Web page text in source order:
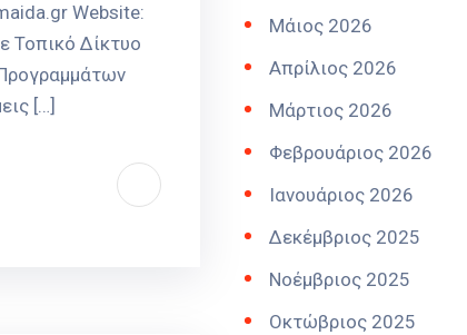
Website:
Δίκτυο
[…]
Μάιος 2026
Απρίλιος 2026
Μάρτιος 2026
Φεβρουάριος 2026
Ιανουάριος 2026
Δεκέμβριος 2025
Νοέμβριος 2025
Οκτώβριος 2025